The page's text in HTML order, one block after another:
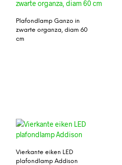
Plafondlamp Ganzo in
zwarte organza, diam 60
cm
Vierkante eiken LED
plafondlamp Addison